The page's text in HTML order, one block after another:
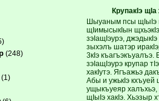
(248)
(1)
КрупакIэ
Шыуаным псы щIыIэ
щIимысыкIын
зэIащIэурэ, джэдыкIэ
зыхэлъ шатэр
3кIэ къагъэкъуалъэ.
зэIащIэурэ крупар
хакIутэ. Ягъажьэ
Абы и ужькIэ кхъуей
ущыкъуеяр
щIыIэ хакIэ. Хьэзыр